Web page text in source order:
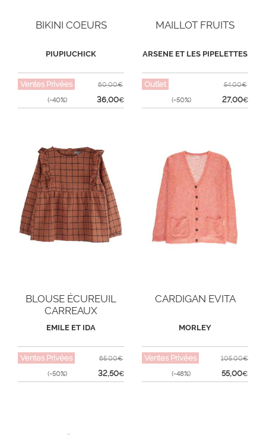
BIKINI COEURS
PIUPIUCHICK
Ventes Privées
(-40%)
60,00€
36,00€
MAILLOT FRUITS
ARSENE ET LES PIPELETTES
Outlet
(-50%)
54,00€
27,00€
BLOUSE ÉCUREUIL
CARREAUX
EMILE ET IDA
Ventes Privées
(-50%)
65,00€
32,50€
CARDIGAN EVITA
MORLEY
Ventes Privées
(-48%)
105,00€
55,00€